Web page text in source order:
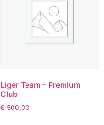
Liger Team – Premium
Club
€ 500,00